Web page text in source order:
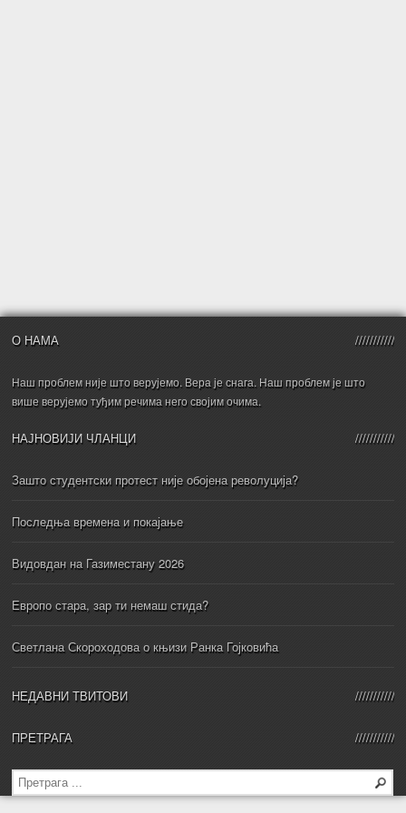
О НАМА
Наш проблем није што верујемо. Вера је снага. Наш проблем је што
више верујемо туђим речима него својим очима.
НАЈНОВИЈИ ЧЛАНЦИ
Зашто студентски протест није обојена револуција?
Последња времена и покајање
Видовдан на Газиместану 2026
Европо стара, зар ти немаш стида?
Светлана Скороходова о књизи Ранка Гојковића
НЕДАВНИ ТВИТОВИ
ПРЕТРАГА